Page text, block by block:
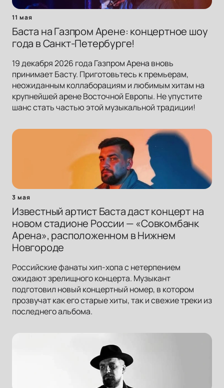
11 мая
Баста на Газпром Арене: концертное шоу
года в Санкт-Петербурге!
19 декабря 2026 года Газпром Арена вновь
принимает Басту. Приготовьтесь к премьерам,
неожиданным коллаборациям и любимым хитам на
крупнейшей арене Восточной Европы. Не упустите
шанс стать частью этой музыкальной традиции!
3 мая
Известный артист Баста даст концерт на
новом стадионе России — «Совкомбанк
Арена», расположенном в Нижнем
Новгороде
Российские фанаты хип-хопа с нетерпением
ожидают зрелищного концерта. Музыкант
подготовил новый концертный номер, в котором
прозвучат как его старые хиты, так и свежие треки из
последнего альбома.